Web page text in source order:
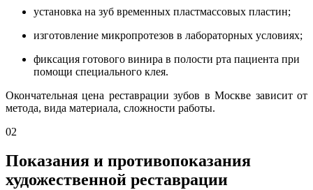
установка на зуб временных пластмассовых пластин;
изготовление микропротезов в лабораторных условиях;
фиксация готового винира в полости рта пациента при
помощи специального клея.
Окончательная цена реставрации зубов в Москве зависит от
метода, вида материала, сложности работы.
02
Показания и противопоказания
художественной реставрации